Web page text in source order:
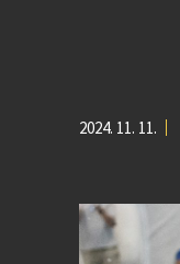
2024. 11. 11.